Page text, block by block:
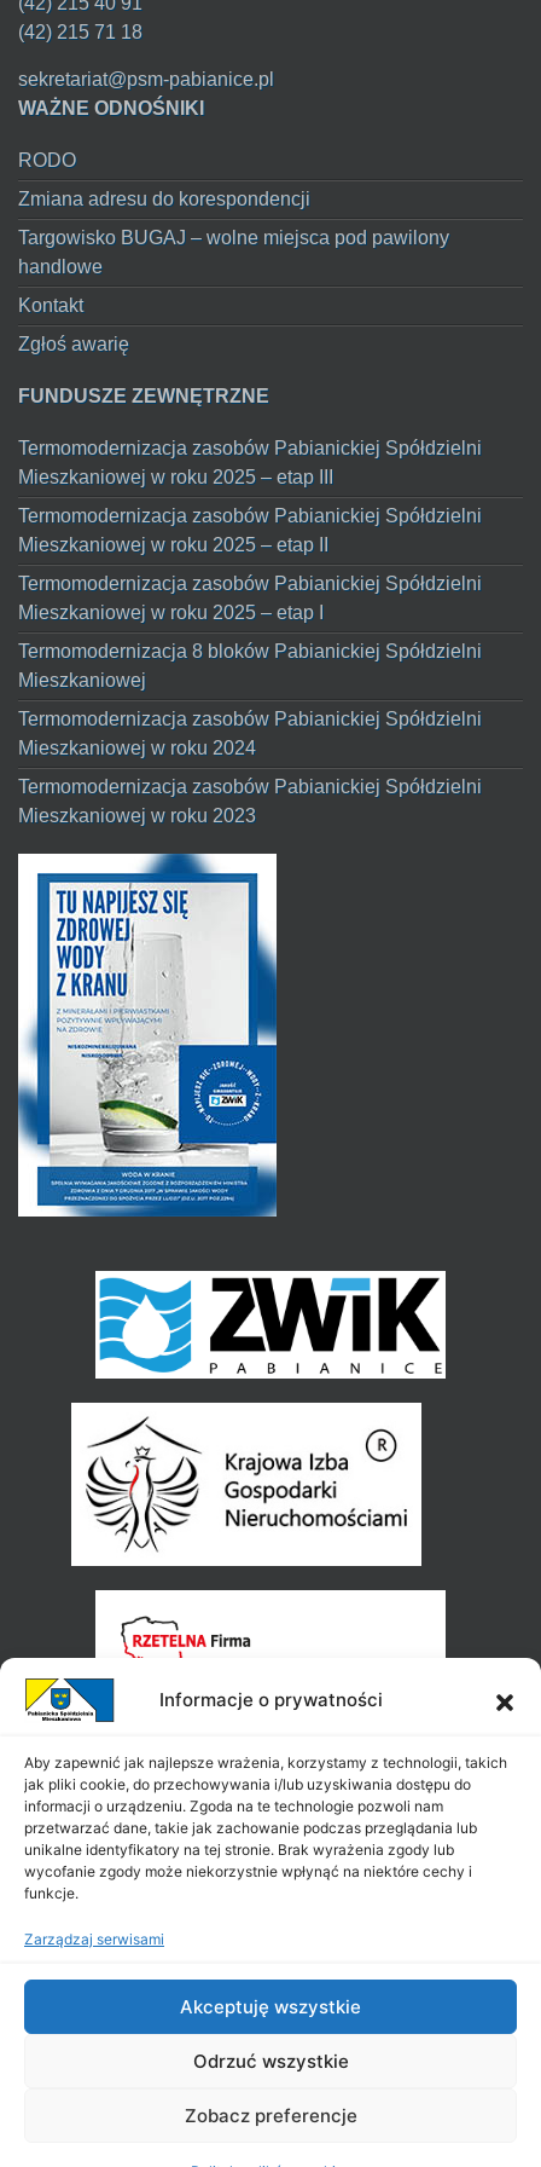
Informacje o prywatności
Aby zapewnić jak najlepsze wrażenia, korzystamy z technologii, takich
jak pliki cookie, do przechowywania i/lub uzyskiwania dostępu do
informacji o urządzeniu. Zgoda na te technologie pozwoli nam
przetwarzać dane, takie jak zachowanie podczas przeglądania lub
unikalne identyfikatory na tej stronie. Brak wyrażenia zgody lub
wycofanie zgody może niekorzystnie wpłynąć na niektóre cechy i
funkcje.
Zarządzaj serwisami
Akceptuję wszystkie
Odrzuć wszystkie
Zobacz preferencje
(42) 215 71 18
sekretariat@psm-pabianice.pl
WAŻNE ODNOŚNIKI
RODO
Zmiana adresu do korespondencji
Targowisko BUGAJ – wolne miejsca pod pawilony
handlowe
Kontakt
Zgłoś awarię
FUNDUSZE ZEWNĘTRZNE
Termomodernizacja zasobów Pabianickiej Spółdzielni
Mieszkaniowej w roku 2025 – etap III
Termomodernizacja zasobów Pabianickiej Spółdzielni
Mieszkaniowej w roku 2025 – etap II
Termomodernizacja zasobów Pabianickiej Spółdzielni
Mieszkaniowej w roku 2025 – etap I
Termomodernizacja 8 bloków Pabianickiej Spółdzielni
Mieszkaniowej
Termomodernizacja zasobów Pabianickiej Spółdzielni
Mieszkaniowej w roku 2024
Termomodernizacja zasobów Pabianickiej Spółdzielni
Mieszkaniowej w roku 2023
2026 |
All Rights Reserved